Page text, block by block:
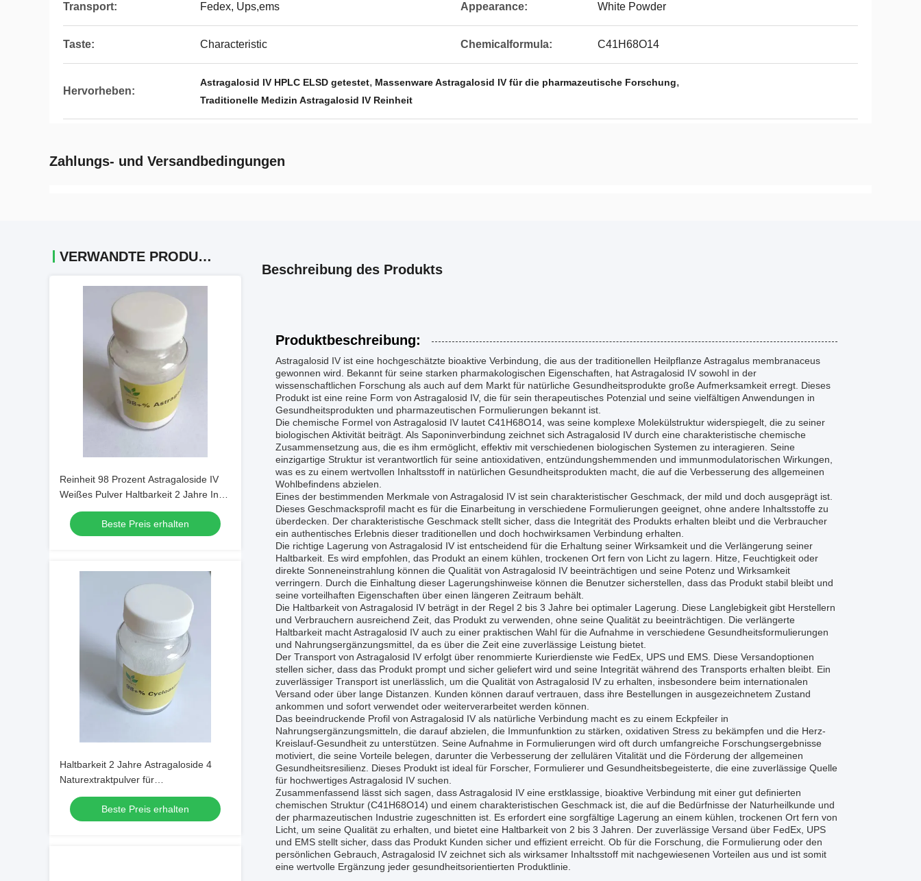
Transport: Fedex, Ups,ems Appearance: White Powder
Taste: Characteristic Chemicalformula: C41H68O14
Hervorheben:
Astragalosid IV HPLC ELSD getestet, Massenware Astragalosid IV für die pharmazeutische Forschung,
Traditionelle Medizin Astragalosid IV Reinheit
Zahlungs- und Versandbedingungen
VERWANDTE PRODUKTE
Reinheit 98 Prozent Astragaloside IV
Weißes Pulver Haltbarkeit 2 Jahre In
botanischen Extrakten und
wissenschaftlicher Forschung
angewendet
Beste Preis erhalten
Haltbarkeit 2 Jahre Astragaloside 4
Naturextraktpulver für
pharmazeutische Anwendungen und
Nutrazeutische Formulierungen
Beste Preis erhalten
Beschreibung des Produkts
Produktbeschreibung:
Astragalosid IV ist eine hochgeschätzte bioaktive Verbindung, die aus der traditionellen Heilpflanze Astragalus membranaceus
gewonnen wird. Bekannt für seine starken pharmakologischen Eigenschaften, hat Astragalosid IV sowohl in der
wissenschaftlichen Forschung als auch auf dem Markt für natürliche Gesundheitsprodukte große Aufmerksamkeit erregt. Dieses
Produkt ist eine reine Form von Astragalosid IV, die für sein therapeutisches Potenzial und seine vielfältigen Anwendungen in
Gesundheitsprodukten und pharmazeutischen Formulierungen bekannt ist.
Die chemische Formel von Astragalosid IV lautet C41H68O14, was seine komplexe Molekülstruktur widerspiegelt, die zu seiner
biologischen Aktivität beiträgt. Als Saponinverbindung zeichnet sich Astragalosid IV durch eine charakteristische chemische
Zusammensetzung aus, die es ihm ermöglicht, effektiv mit verschiedenen biologischen Systemen zu interagieren. Seine
einzigartige Struktur ist verantwortlich für seine antioxidativen, entzündungshemmenden und immunmodulatorischen Wirkungen,
was es zu einem wertvollen Inhaltsstoff in natürlichen Gesundheitsprodukten macht, die auf die Verbesserung des allgemeinen
Wohlbefindens abzielen.
Eines der bestimmenden Merkmale von Astragalosid IV ist sein charakteristischer Geschmack, der mild und doch ausgeprägt ist.
Dieses Geschmacksprofil macht es für die Einarbeitung in verschiedene Formulierungen geeignet, ohne andere Inhaltsstoffe zu
überdecken. Der charakteristische Geschmack stellt sicher, dass die Integrität des Produkts erhalten bleibt und die Verbraucher
ein authentisches Erlebnis dieser traditionellen und doch hochwirksamen Verbindung erhalten.
Die richtige Lagerung von Astragalosid IV ist entscheidend für die Erhaltung seiner Wirksamkeit und die Verlängerung seiner
Haltbarkeit. Es wird empfohlen, das Produkt an einem kühlen, trockenen Ort fern von Licht zu lagern. Hitze, Feuchtigkeit oder
direkte Sonneneinstrahlung können die Qualität von Astragalosid IV beeinträchtigen und seine Potenz und Wirksamkeit
verringern. Durch die Einhaltung dieser Lagerungshinweise können die Benutzer sicherstellen, dass das Produkt stabil bleibt und
seine vorteilhaften Eigenschaften über einen längeren Zeitraum behält.
Die Haltbarkeit von Astragalosid IV beträgt in der Regel 2 bis 3 Jahre bei optimaler Lagerung. Diese Langlebigkeit gibt Herstellern
und Verbrauchern ausreichend Zeit, das Produkt zu verwenden, ohne seine Qualität zu beeinträchtigen. Die verlängerte
Haltbarkeit macht Astragalosid IV auch zu einer praktischen Wahl für die Aufnahme in verschiedene Gesundheitsformulierungen
und Nahrungsergänzungsmittel, da es über die Zeit eine zuverlässige Leistung bietet.
Der Transport von Astragalosid IV erfolgt über renommierte Kurierdienste wie FedEx, UPS und EMS. Diese Versandoptionen
stellen sicher, dass das Produkt prompt und sicher geliefert wird und seine Integrität während des Transports erhalten bleibt. Ein
zuverlässiger Transport ist unerlässlich, um die Qualität von Astragalosid IV zu erhalten, insbesondere beim internationalen
Versand oder über lange Distanzen. Kunden können darauf vertrauen, dass ihre Bestellungen in ausgezeichnetem Zustand
ankommen und sofort verwendet oder weiterverarbeitet werden können.
Das beeindruckende Profil von Astragalosid IV als natürliche Verbindung macht es zu einem Eckpfeiler in
Nahrungsergänzungsmitteln, die darauf abzielen, die Immunfunktion zu stärken, oxidativen Stress zu bekämpfen und die Herz-
Kreislauf-Gesundheit zu unterstützen. Seine Aufnahme in Formulierungen wird oft durch umfangreiche Forschungsergebnisse
motiviert, die seine Vorteile belegen, darunter die Verbesserung der zellulären Vitalität und die Förderung der allgemeinen
Gesundheitsresilienz. Dieses Produkt ist ideal für Forscher, Formulierer und Gesundheitsbegeisterte, die eine zuverlässige Quelle
für hochwertiges Astragalosid IV suchen.
Zusammenfassend lässt sich sagen, dass Astragalosid IV eine erstklassige, bioaktive Verbindung mit einer gut definierten
chemischen Struktur (C41H68O14) und einem charakteristischen Geschmack ist, die auf die Bedürfnisse der Naturheilkunde und
der pharmazeutischen Industrie zugeschnitten ist. Es erfordert eine sorgfältige Lagerung an einem kühlen, trockenen Ort fern von
Licht, um seine Qualität zu erhalten, und bietet eine Haltbarkeit von 2 bis 3 Jahren. Der zuverlässige Versand über FedEx, UPS
und EMS stellt sicher, dass das Produkt Kunden sicher und effizient erreicht. Ob für die Forschung, die Formulierung oder den
persönlichen Gebrauch, Astragalosid IV zeichnet sich als wirksamer Inhaltsstoff mit nachgewiesenen Vorteilen aus und ist somit
eine wertvolle Ergänzung jeder gesundheitsorientierten Produktlinie.